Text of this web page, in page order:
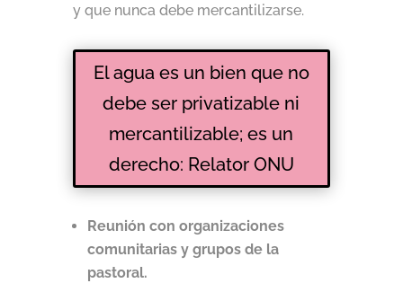
y que nunca debe mercantilizarse.
El agua es un bien que no
debe ser privatizable ni
mercantilizable; es un
derecho: Relator ONU
Reunión con organizaciones
comunitarias y grupos de la
pastoral.